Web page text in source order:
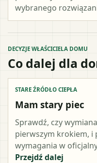
wybranego
DECYZJE WŁAŚCICIELA DOMU
Co dalej dla
STARE ŹRÓDŁO CIEPŁA
Mam stary piec
Sprawdź, czy
pierwszym krokiem,
wymagania w
Przejdź dalej